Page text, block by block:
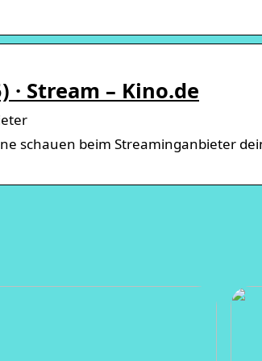
Stream – Kino.de
schauen beim Streaminganbieter